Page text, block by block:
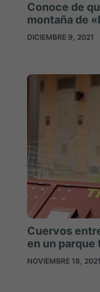
Conoce de
montaña de
DICIEMBRE 9, 2021
Cuervos
en un parque
NOVIEMBRE 18, 2021